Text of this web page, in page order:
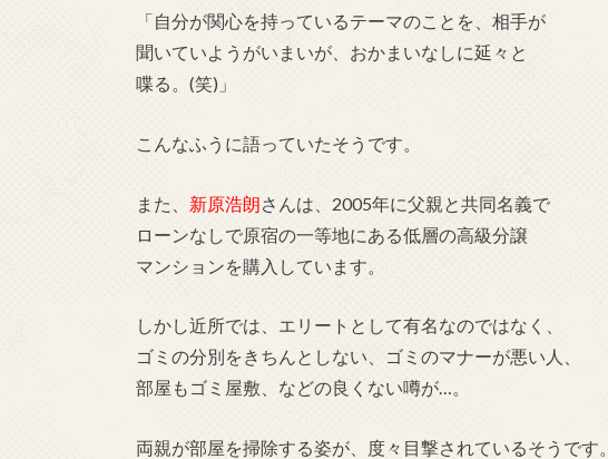
「自分が関心を持っているテーマのことを、相手が
聞いていようがいまいが、おかまいなしに延々と
喋る。(笑)」
こんなふうに語っていたそうです。
また、 新原浩朗さんは、2005年に父親と共同名義で
ローンなしで原宿の一等地にある低層の高級分譲
マンションを購入しています。
しかし近所では、エリートとして有名なのではなく、
ゴミの分別をきちんとしない、ゴミのマナーが悪い人、
部屋もゴミ屋敷、などの良くない噂が…。
両親が部屋を掃除する姿が、度々目撃されているそうです。